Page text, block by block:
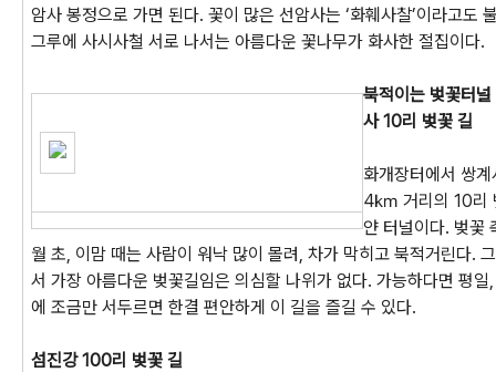
암사 봉정으로 가면 된다. 꽃이 많은 선암사는 ‘화훼사찰’이라고도
그루에 사시사철 서로 나서는 아름다운 꽃나무가 화사한 절집이다.
북적이는 벚꽃터
사 10리 벚꽃 길
화개장터에서 쌍
4㎞ 거리의 10리
얀 터널이다. 벚꽃
월 초, 이맘 때는 사람이 워낙 많이 몰려, 차가 막히고 북적거린다.
서 가장 아름다운 벚꽃길임은 의심할 나위가 없다. 가능하다면 평일
에 조금만 서두르면 한결 편안하게 이 길을 즐길 수 있다.
섬진강 100리 벚꽃 길